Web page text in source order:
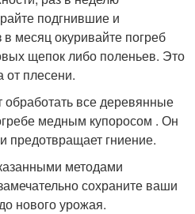
подгнившие и
месяц окуривайте погреб
щепок либо поленьев. Это
от плесени.
обработать все деревянные
медным купоросом . Он
предотвращает гниение.
методами
сохраните ваши
нового урожая.